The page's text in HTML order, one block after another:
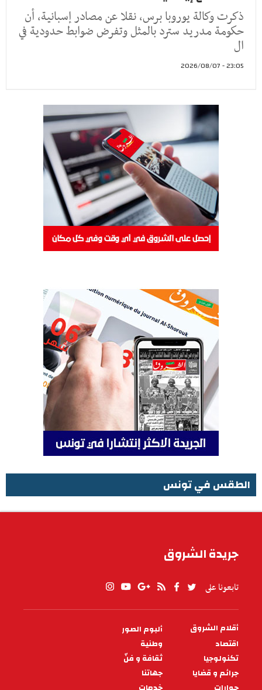
ذكرت وكالة يوروبا برس، نقلا عن مصادر إسبانية، أن
حكومة مدريد سترد بالمثل وتفرض ضوابط حدودية في
ال
23:05 - 2026/08/07
الطقس في تونس
جريدة الشروق
تابعونا على
PIED
DE
PAGE
أقلام الشروق
ألبوم الصور
اقتصاد
وطنية
تكنولوجيا
ثقافة و فنّ
جرائم و قضايا
جهاتنا